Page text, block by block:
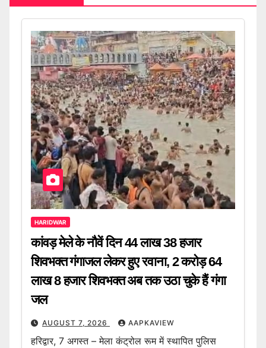
HARIDWAR
कांवड़ मेले के नौवें दिन 44 लाख 38 हजार
शिवभक्त गंगाजल लेकर हुए रवाना, 2 करोड़ 64
लाख 8 हजार शिवभक्त अब तक उठा चुके हैं गंगा
जल
AUGUST 7, 2026 AAPKAVIEW
हरिद्वार, 7 अगस्त – मेला कंट्रोल रूम में स्थापित पुलिस